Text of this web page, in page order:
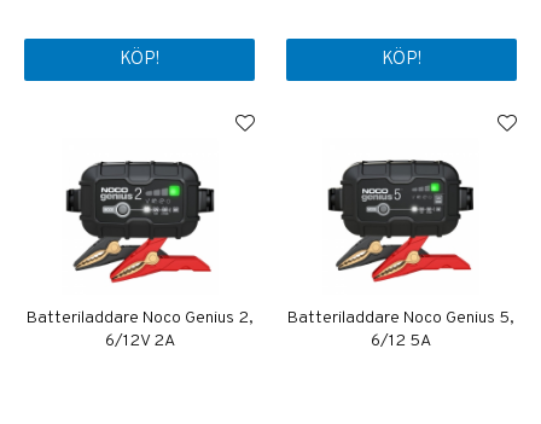
KÖP! KÖP!
Batteriladdare Noco Genius 2,
6/12V 2A
Batteriladdare Noco Genius 5,
6/12 5A